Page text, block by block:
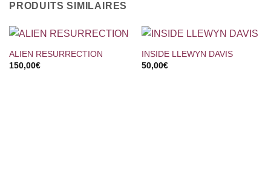
PRODUITS SIMILAIRES
ALIEN RESURRECTION
150,00€
INSIDE LLEWYN DAVIS
50,00€